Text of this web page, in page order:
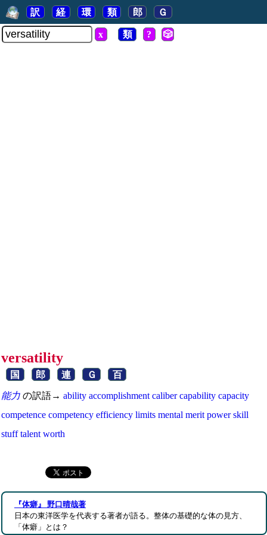
訳 経 環 類 郎 Ｇ
x 類 ? 🎲
versatility
国 郎 連 Ｇ 百
能力 の訳語→ ability accomplishment caliber capability capacity
competence competency efficiency limits mental merit power skill
stuff talent worth
『体癖』 野口晴哉著
日本の東洋医学を代表する著者が語る。整体の基礎的な体の見方、
「体癖」とは？